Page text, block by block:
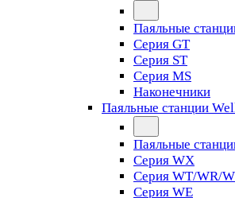
Паяльные
Серия GT
Серия ST
Серия MS
Наконечники
Паяльные станции
Паяльные
Серия WX
Серия WT/WR/
Серия WE